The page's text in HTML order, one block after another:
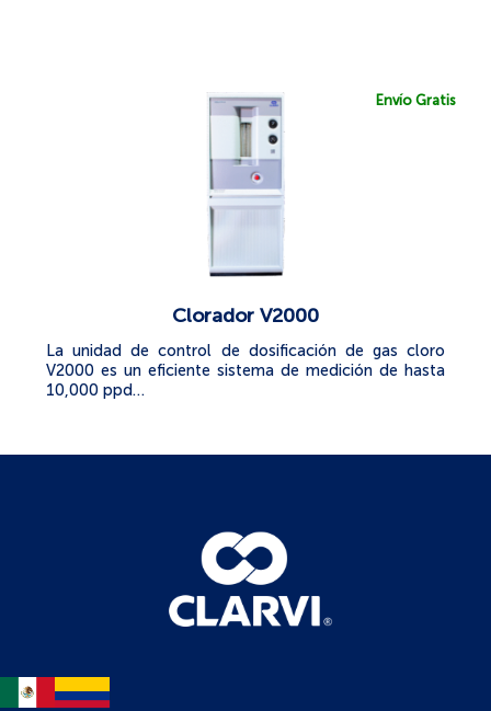
Envío Gratis
Clorador V2000
La unidad de control de dosificación de gas cloro
V2000 es un eficiente sistema de medición de hasta
10,000 ppd…